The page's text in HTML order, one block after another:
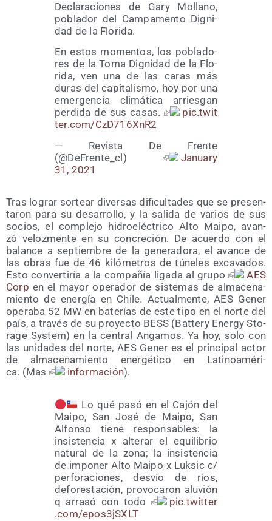
Decla­ra­cio­nes de Gary Mollano,
pobla­dor del Cam­pa­men­to Dig­ni­
dad de la Florida.
En estos momen­tos, los pobla­do­
res de la Toma Dig­ni­dad de la Flo­
ri­da, ven una de las caras más
duras del capi­ta­lis­mo, hoy por una
emer­gen­cia cli­má­ti­ca arries­gan
per­di­da de sus casas.
pic​.twit​
ter​.com/​C​z​D​7​1​6​X​nR2
— Revis­ta De Fren­te
(@DeFrente_cl)
January
31, 2021
Tras lograr sor­tear diver­sas difi­cul­ta­des que se pre­sen­
ta­ron para su desa­rro­llo, y la sali­da de varios de sus
socios, el com­ple­jo hidro­eléc­tri­co Alto Mai­po, avan­
zó veloz­men­te en su con­cre­ción. De acuer­do con el
balan­ce a sep­tiem­bre de la gene­ra­do­ra, el avan­ce de
las obras fue de 46 kiló­me­tros de túne­les exca­va­dos.
Esto con­ver­ti­ría a la com­pa­ñía liga­da al gru­po
AES
Corp en el mayor ope­ra­dor de sis­te­mas de alma­ce­na­
mien­to de ener­gía en Chi­le. Actual­men­te, AES Gener
ope­ra­ba 52 MW en bate­rías de este tipo en el nor­te del
país, a tra­vés de su pro­yec­to BESS (Bat­tery Energy Sto­
ra­ge Sys­tem) en la cen­tral Anga­mos. Ya hoy, solo con
las uni­da­des del nor­te, AES Gener es el prin­ci­pal actor
de alma­ce­na­mien­to ener­gé­ti­co en Lati­noa­mé­ri­
ca. (Mas
infor­ma­ción).
Lo qué pasó en el Cajón del
Mai­po, San José de Mai­po, San
Alfon­so tie­ne res­pon­sa­bles: la
insis­ten­cia x alte­rar el equi­li­brio
natu­ral de la zona; la insis­ten­cia
de impo­ner Alto Mai­po x Luk­sic c/​
perforaciones, des­vío de ríos,
defo­res­ta­ción, pro­vo­ca­ron alu­vión
q arra­só con todo
pic​.twit​ter​
.com/​e​p​o​s​3​j​S​XLT